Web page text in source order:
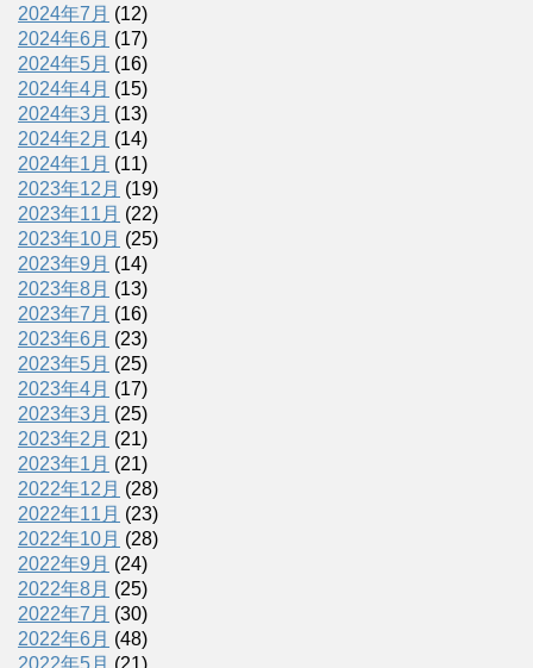
2024年7月 (12)
2024年6月 (17)
2024年5月 (16)
2024年4月 (15)
2024年3月 (13)
2024年2月 (14)
2024年1月 (11)
2023年12月 (19)
2023年11月 (22)
2023年10月 (25)
2023年9月 (14)
2023年8月 (13)
2023年7月 (16)
2023年6月 (23)
2023年5月 (25)
2023年4月 (17)
2023年3月 (25)
2023年2月 (21)
2023年1月 (21)
2022年12月 (28)
2022年11月 (23)
2022年10月 (28)
2022年9月 (24)
2022年8月 (25)
2022年7月 (30)
2022年6月 (48)
2022年5月 (21)